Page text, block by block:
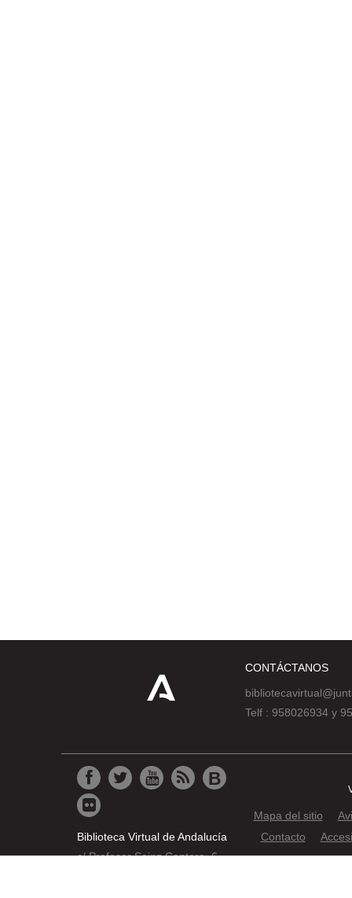
CONTÁCTANOS
Telf : 958026934 y
Biblioteca Virtual de Andalucía
c/ Profesor Sainz Cantero, 6
Mapa del sitio
Contacto